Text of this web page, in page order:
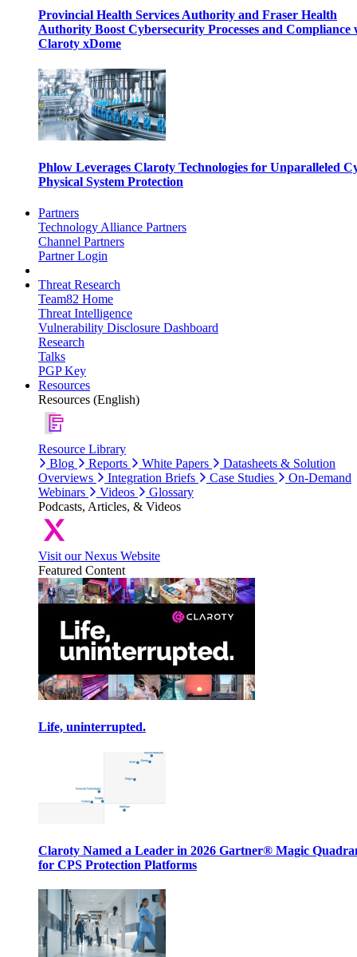
Provincial Health Services Authority and Fraser Health
Authority Boost Cybersecurity Processes and Compliance
Claroty xDome
Phlow Leverages Claroty Technologies for Unparalleled
Physical System Protection
Partners
Technology Alliance Partners
Channel Partners
Partner Login
Threat Research
Team82 Home
Threat Intelligence
Vulnerability Disclosure Dashboard
Research
Talks
PGP Key
Resources
Resources (English)
Resource Library
Blog
Reports White Papers
Datasheets & Solution
Overviews
Integration Briefs Case Studies
On-Demand
Webinars
Videos
Glossary
Podcasts, Articles, & Videos
Visit our Nexus Website
Featured Content
Life, uninterrupted.
Claroty Named a Leader in 2026 Gartner® Magic
for CPS Protection Platforms